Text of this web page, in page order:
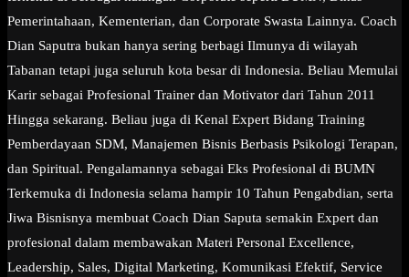
Pemerintahaan, Kementerian, dan Corporate Swasta Lainnya. Coach
Dian Saputra bukan hanya sering berbagi Ilmunya di wilayah
Tabanan tetapi juga seluruh kota besar di Indonesia. Beliau Memulai
Karir sebagai Profesional Trainer dan Motivator dari Tahun 2011
Hingga sekarang. Beliau juga di Kenal Expert Bidang Training
Pemberdayaan SDM, Manajemen Bisnis Berbasis Psikologi Terapan,
dan Spiritual. Pengalamannya sebagai Eks Profesional di BUMN
Terkemuka di Indonesia selama hampir 10 Tahun Pengabdian, serta
Jiwa Bisnisnya membuat Coach Dian Saputa semakin Expert dan
profesional dalam membawakan Materi Personal Excellence,
Leadership, Sales, Digital Marketing, Komunikasi Efektif, Service